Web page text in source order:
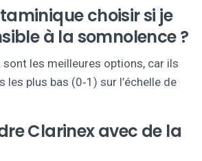
choisir si je
à la somnolence ?
sont les meilleures options, car ils
les plus bas (0‑1) sur l’échelle de
Clarinex avec de la